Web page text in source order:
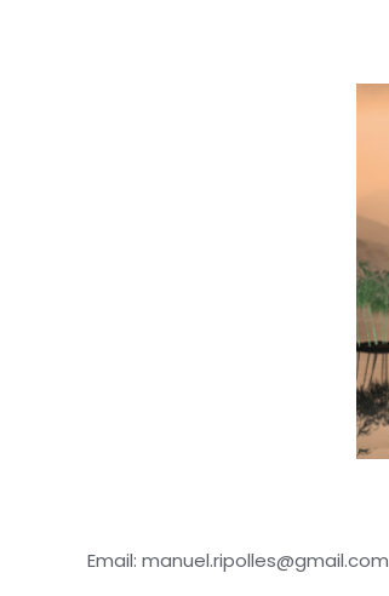
Email: manuel.ripolles@gmail.com